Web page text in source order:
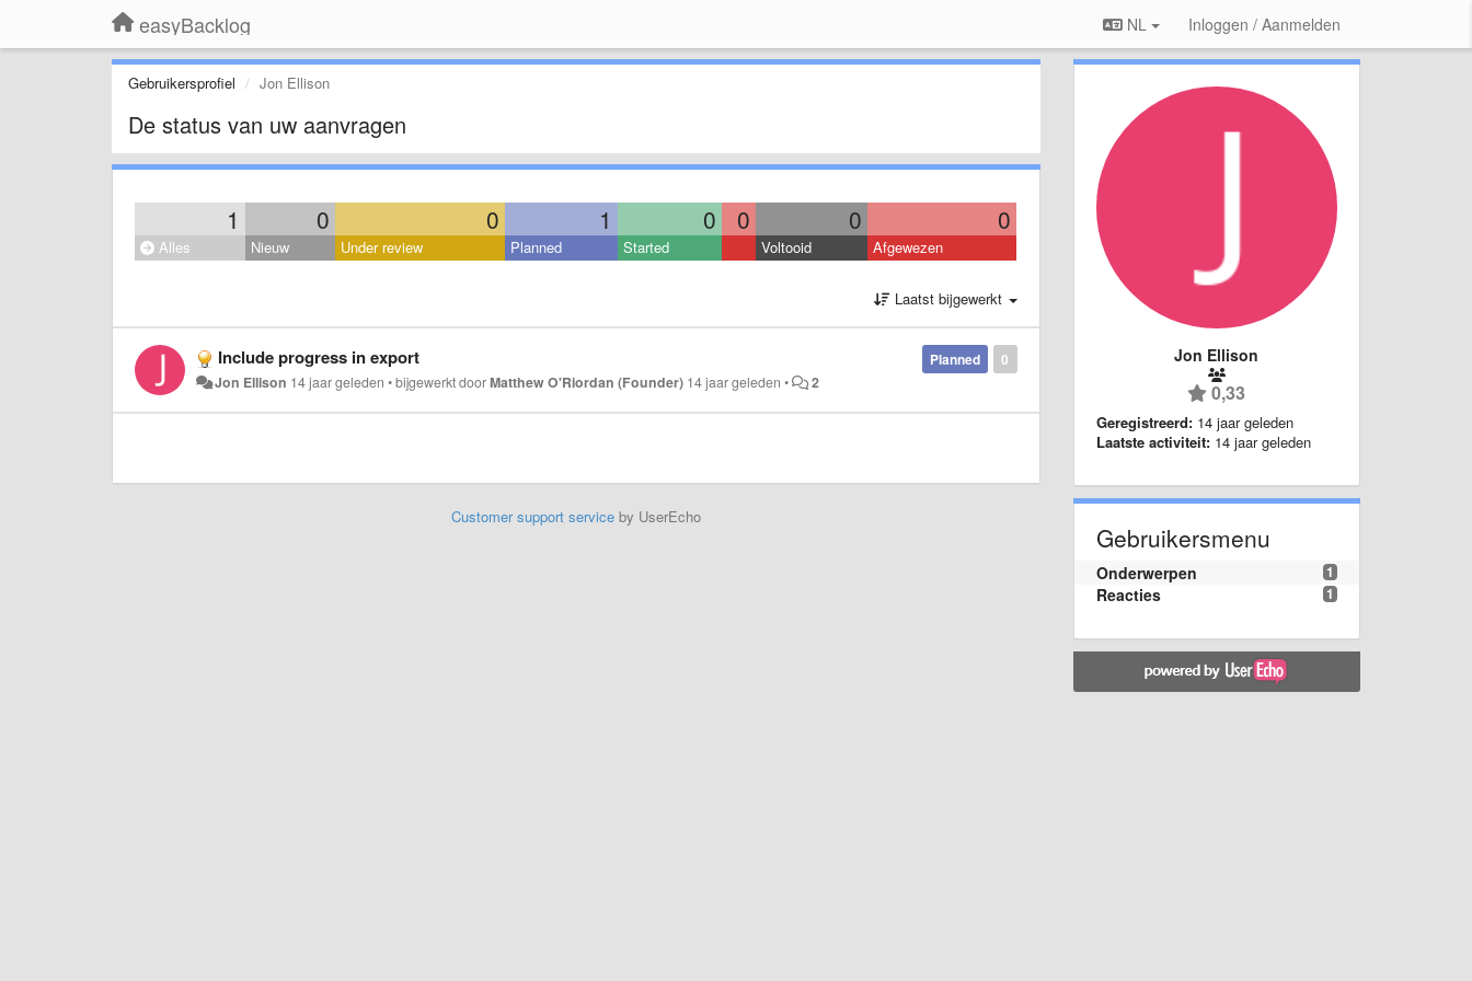
easyBacklog NL Inloggen / Aanmelden
Gebruikersprofiel Jon Ellison
De status van uw aanvragen
1 0 0 1 0 0 0 0
Alles Nieuw Under review Planned Started Voltooid Afgewezen
Laatst bijgewerkt
0
Planned
Include progress in export
Jon Ellison 14 jaar geleden •bijgewerkt doorMatthew O'Riordan (Founder) 14 jaar geleden • 2
Customer support serviceby UserEcho
Jon Ellison
0,33
Geregistreerd: 14 jaar geleden
Laatste activiteit: 14 jaar geleden
Gebruikersmenu
1
Onderwerpen
1
Reacties